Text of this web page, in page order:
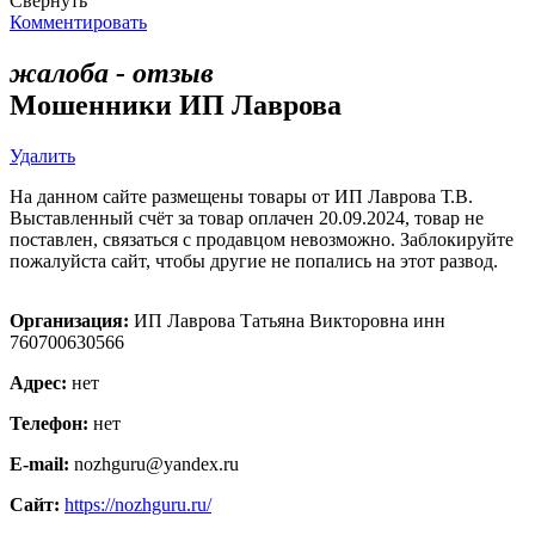
Комментировать
жалоба - отзыв
Мошенники ИП Лаврова
Удалить
На данном сайте размещены товары от ИП Лаврова Т.В.
Выставленный счёт за товар оплачен 20.09.2024, товар не
поставлен, связаться с продавцом невозможно. Заблокируйте
пожалуйста сайт, чтобы другие не попались на этот развод.
Организация: ИП Лаврова Татьяна Викторовна инн
760700630566
Адрес: нет
Телефон: нет
E-mail: nozhguru@yandex.ru
Сайт: https://nozhguru.ru/